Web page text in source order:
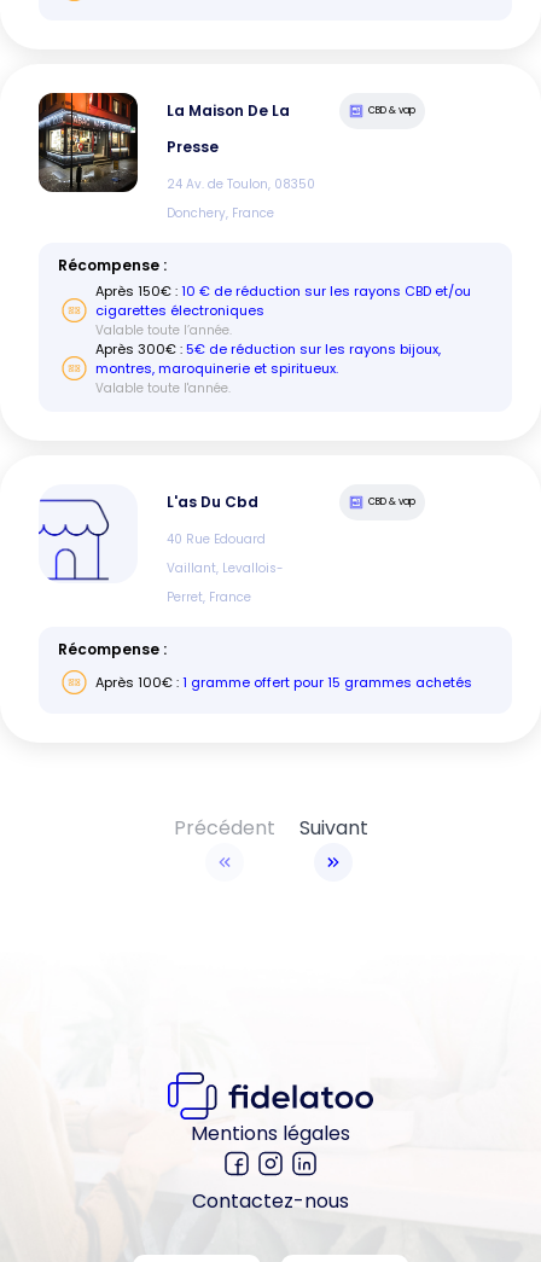
La Maison De La
Presse
24 Av. de Toulon, 08350
Donchery, France
CBD & vap
Récompense :
Après 150€ :10 € de réduction sur les rayons CBD et/ou
cigarettes électroniques
Valable toute l’année.
Après 300€ :5€ de réduction sur les rayons bijoux,
montres, maroquinerie et spiritueux.
Valable toute l'année.
L'as Du Cbd
40 Rue Edouard
Vaillant, Levallois-
Perret, France
CBD & vap
Récompense :
Après 100€ :1 gramme offert pour 15 grammes achetés
Précédent Suivant
Mentions légales
Contactez-nous